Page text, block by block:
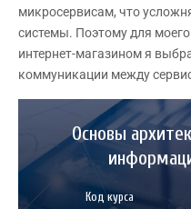
микросервисам, что
системы. Поэтому для
интернет-магазином я
коммуникации между
Основы
Код курса